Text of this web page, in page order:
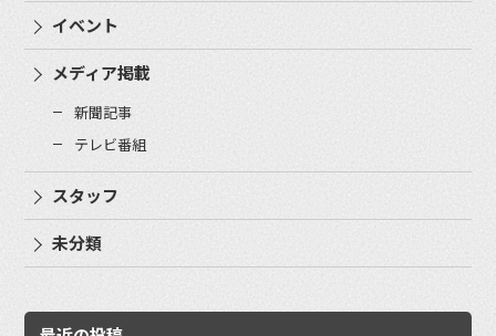
イベント
メディア掲載
新聞記事
テレビ番組
スタッフ
未分類